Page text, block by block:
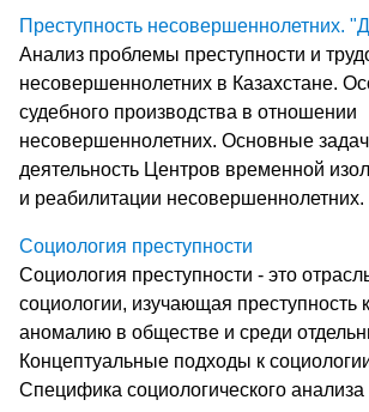
Преступность несовершеннолетних.
Анализ проблемы преступности и
несовершеннолетних в Казахстане.
судебного производства в отношении
несовершеннолетних. Основные
деятельность Центров временной
и реабилитации несовершеннолетних.
Социология преступности
Социология преступности - это
социологии, изучающая преступность
аномалию в обществе и среди
Концептуальные подходы к
Специфика социологического анализа